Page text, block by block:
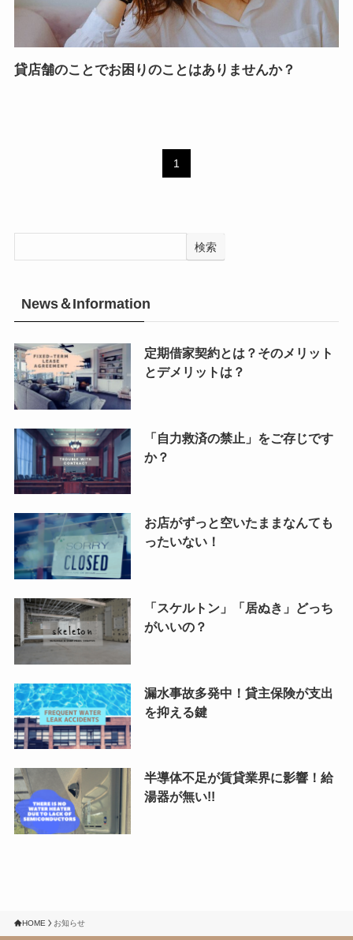
貸店舗のことでお困りのことはありませんか？
1
検索
News＆Information
定期借家契約とは？そのメリット
とデメリットは？
「自力救済の禁止」をご存じです
か？
お店がずっと空いたままなんても
ったいない！
「スケルトン」「居ぬき」どっち
がいいの？
漏水事故多発中！貸主保険が支出
を抑える鍵
半導体不足が賃貸業界に影響！給
湯器が無い!!
HOME お知らせ